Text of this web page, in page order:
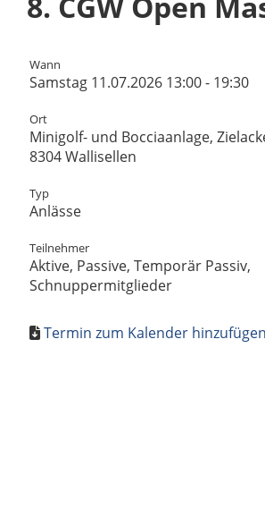
Wann
Samstag 11.07.2026 13:00 - 19:30
Ort
Minigolf- und Bocciaanlage,
8304 Wallisellen
Typ
Anlässe
Teilnehmer
Aktive, Passive, Temporär Passiv,
Schnuppermitglieder
Termin zum Kalender